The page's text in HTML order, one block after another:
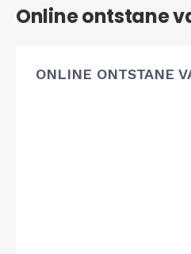
Online ontstane
ONLINE ONTSTANE